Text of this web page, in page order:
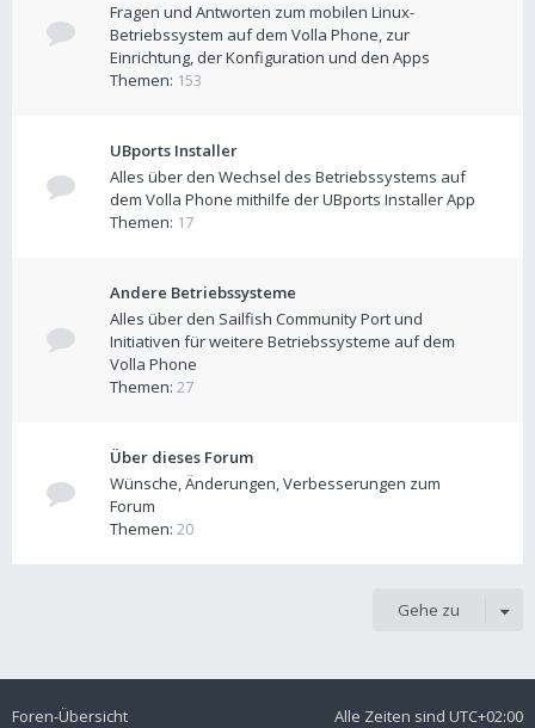
Fragen und Antworten zum mobilen Linux-
Betriebssystem auf dem Volla Phone, zur
Einrichtung, der Konfiguration und den Apps
Themen: 153
UBports Installer
Alles über den Wechsel des Betriebssystems auf
dem Volla Phone mithilfe der UBports Installer App
Themen: 17
Andere Betriebssysteme
Alles über den Sailfish Community Port und
Initiativen für weitere Betriebssysteme auf dem
Volla Phone
Themen: 27
Über dieses Forum
Wünsche, Änderungen, Verbesserungen zum
Forum
Themen: 20
Gehe zu
Foren-Übersicht Alle Zeiten sind UTC+02:00